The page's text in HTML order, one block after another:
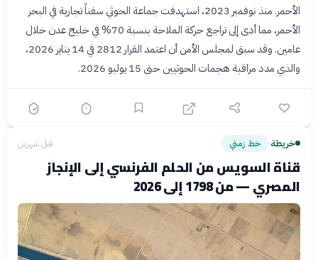
الأحمر. منذ نوفمبر 2023، استهدفت جماعة الحوثي سفناً تجارية في البحر
الأحمر، مما أدى إلى تراجع حركة الملاحة بنسبة 70% في خليج عدن خلال
عامين. وقد سبق لمجلس الأمن أن اعتمد القرار 2812 في 14 يناير 2026،
والذي مدد مراقبة هجمات الحوثيين حتى 15 يوليو 2026.
خريطة› خط زمني قبل شهرين
قناة السويس من الحلم الفرنسي إلى الإنجاز
المصري — من 1798 إلى 2026